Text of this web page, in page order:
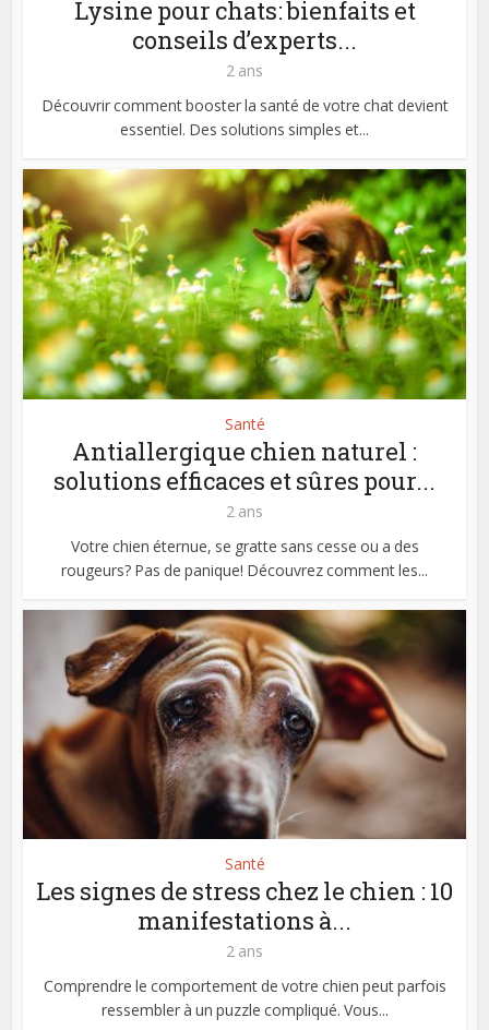
Lysine pour chats: bienfaits et
conseils d’experts...
2 ans
Découvrir comment booster la santé de votre chat devient
essentiel. Des solutions simples et...
Santé
Antiallergique chien naturel :
solutions efficaces et sûres pour...
2 ans
Votre chien éternue, se gratte sans cesse ou a des
rougeurs? Pas de panique! Découvrez comment les...
Santé
Les signes de stress chez le chien : 10
manifestations à...
2 ans
Comprendre le comportement de votre chien peut parfois
ressembler à un puzzle compliqué. Vous...